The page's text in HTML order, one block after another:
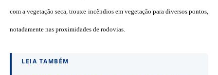
com a vegetação seca, trouxe incêndios em vegetação para diversos pontos,
notadamente nas proximidades de rodovias.
LEIA TAMBÉM